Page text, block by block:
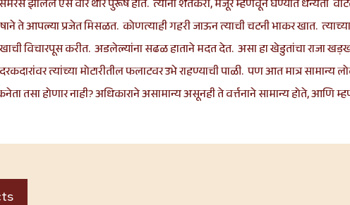
झालेले ऐसे वीर थोर पुरूष होते. त्यांना शेतकरी, मजूर म्हणवून घेण्यात धन्यता
ते आपल्या प्रजेत मिसळत. कोणत्याही गहरी जाऊन त्याची चटनी भाकर खात.
विचारपूस करीत. अडलेल्यांना सढळ हाताने मदत देत. असा हा खेडुतांचा राजा
त्यांच्या मोटारीतील फलाटवर उभे राहण्याची पाळी. पण आत मात्र
तसा होणार नाही? अधिकाराने असामान्य असूनही ते वर्त्तनाने सामान्य होते,